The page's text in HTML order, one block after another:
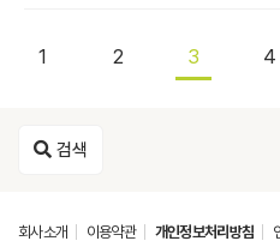
1 2 3 4
검색
회사소개 이용약관 개인정보처리방침